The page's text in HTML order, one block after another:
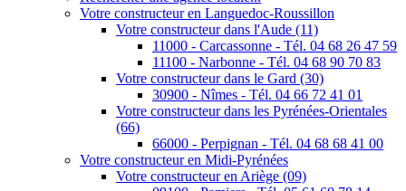
Votre constructeur en Languedoc-Roussillon
Votre constructeur dans l'Aude (11)
11000 - Carcassonne - Tél. 04 68 26 47 59
11100 - Narbonne - Tél. 04 68 90 70 83
Votre constructeur dans le Gard (30)
30900 - Nîmes - Tél. 04 66 72 41 01
Votre constructeur dans les Pyrénées-Orientales
(66)
66000 - Perpignan - Tél. 04 68 68 41 00
Votre constructeur en Midi-Pyrénées
Votre constructeur en Ariège (09)